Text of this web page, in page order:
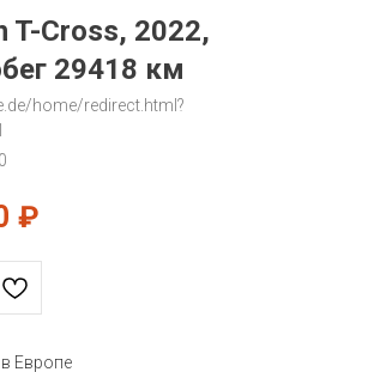
T-Cross, 2022,
29418 км
home/redirect.html?
₽
в Европе